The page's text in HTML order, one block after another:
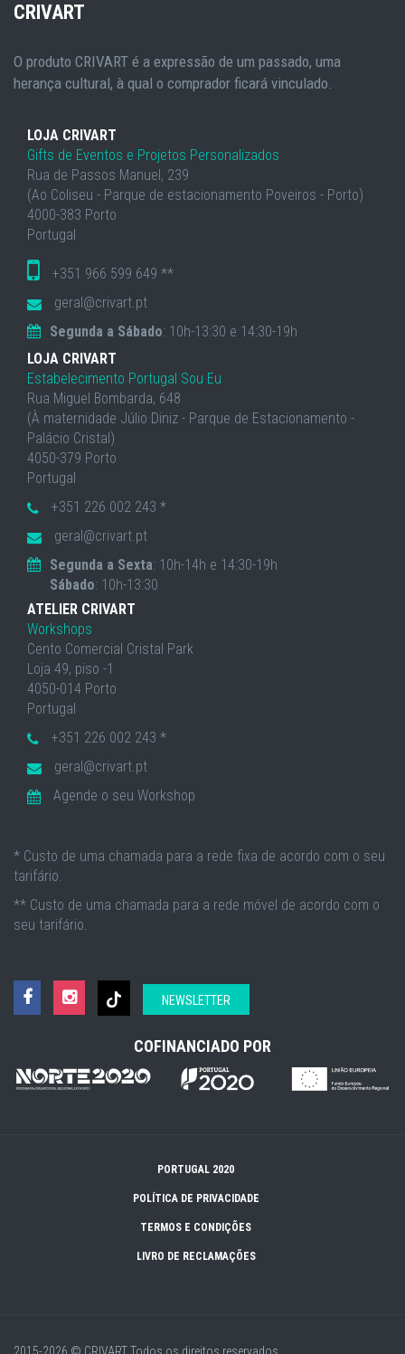
CRIVART
O produto CRIVART é a expressão de um passado, uma
herança cultural, à qual o comprador ficará vinculado.
LOJA CRIVART
Gifts de Eventos e Projetos Personalizados
Rua de Passos Manuel, 239
(Ao Coliseu - Parque de estacionamento Poveiros - Porto)
4000-383 Porto
Portugal
+351 966 599 649 **
geral@crivart.pt
Segunda a Sábado: 10h-13:30 e 14:30-19h
LOJA CRIVART
Estabelecimento Portugal Sou Eu
Rua Miguel Bombarda, 648
(À maternidade Júlio Diniz - Parque de Estacionamento -
Palácio Cristal)
4050-379 Porto
Portugal
+351 226 002 243 *
geral@crivart.pt
Segunda a Sexta: 10h-14h e 14:30-19h
Sábado: 10h-13:30
ATELIER CRIVART
Workshops
Cento Comercial Cristal Park
Loja 49, piso -1
4050-014 Porto
Portugal
+351 226 002 243 *
geral@crivart.pt
Agende o seu Workshop
* Custo de uma chamada para a rede fixa de acordo com o seu
tarifário.
** Custo de uma chamada para a rede móvel de acordo com o
seu tarifário.
NEWSLETTER
COFINANCIADO POR
PORTUGAL 2020
POLÍTICA DE PRIVACIDADE
TERMOS E CONDIÇÕES
LIVRO DE RECLAMAÇÕES
2015-2026 © CRIVARTTodos os direitos reservados.